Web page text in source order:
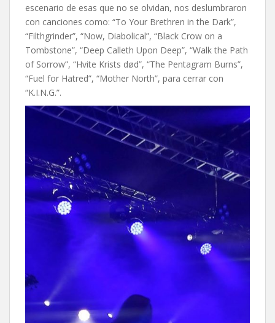
escenario de esas que no se olvidan, nos deslumbraron
con canciones como: “To Your Brethren in the Dark”,
“Filthgrinder”, “Now, Diabolical”, “Black Crow on a
Tombstone”, “Deep Calleth Upon Deep”, “Walk the Path
of Sorrow”, “Hvite Krists død”, “The Pentagram Burns”,
“Fuel for Hatred”, “Mother North”, para cerrar con
“K.I.N.G.”.